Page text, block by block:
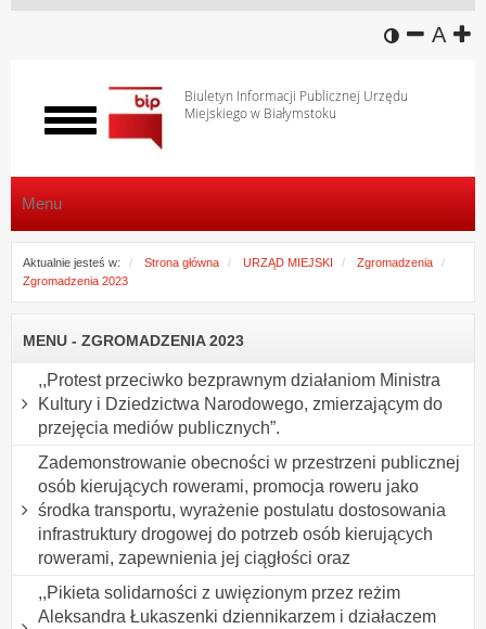
wersja
A
Biuletyn Informacji Publicznej Urzędu
Miejskiego w Białymstoku
Włącz
menu
Menu
Aktualnie jesteś w: Strona główna URZĄD MIEJSKI
Zgromadzenia
Zgromadzenia 2023
MENU - ZGROMADZENIA 2023
,,Protest przeciwko bezprawnym działaniom Ministra
Kultury i Dziedzictwa Narodowego, zmierzającym do
przejęcia mediów publicznych”.
Zademonstrowanie obecności w przestrzeni publicznej
osób kierujących rowerami, promocja roweru jako
środka transportu, wyrażenie postulatu dostosowania
infrastruktury drogowej do potrzeb osób kierujących
rowerami, zapewnienia jej ciągłości oraz
,,Pikieta solidarności z uwięzionym przez reżim
Aleksandra Łukaszenki dziennikarzem i działaczem